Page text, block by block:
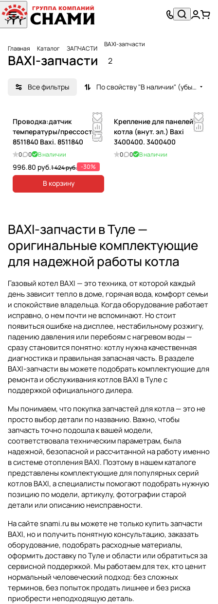
Главная Каталог ЗАПЧАСТИ BAXI-запчасти
BAXI-запчасти 2
Все фильтры По свойству "В наличии" (убывание)
Проводка:датчик
температуры/прессостат
8511840 Baxi. 8511840
0 0 В наличии
996.80 руб.1 424 руб. -30%
В корзину
Крепление для панелей
котла (внут. эл.) Baxi
3400400. 3400400
0 0 В наличии
BAXI-запчасти в Туле —
оригинальные комплектующие
для надежной работы котла
Газовый котел BAXI — это техника, от которой каждый
день зависит тепло в доме, горячая вода, комфорт семьи
и спокойствие владельца. Когда оборудование работает
исправно, о нем почти не вспоминают. Но стоит
появиться ошибке на дисплее, нестабильному розжигу,
падению давления или перебоям с нагревом воды —
сразу становится понятно: котлу нужна качественная
диагностика и правильная запасная часть. В разделе
BAXI-запчасти вы можете подобрать комплектующие для
ремонта и обслуживания котлов BAXI в Туле с
поддержкой официального дилера.
Мы понимаем, что покупка запчастей для котла — это не
просто выбор детали по названию. Важно, чтобы
запчасть точно подошла к вашей модели,
соответствовала техническим параметрам, была
надежной, безопасной и рассчитанной на работу именно
в системе отопления BAXI. Поэтому в нашем каталоге
представлены комплектующие для популярных серий
котлов BAXI, а специалисты помогают подобрать нужную
позицию по модели, артикулу, фотографии старой
детали или описанию неисправности.
На сайтеsnami.ru вы можете не только купить запчасти
BAXI, но и получить понятную консультацию, заказать
оборудование, подобрать расходные материалы,
оформить доставку по Туле и области или обратиться за
сервисной поддержкой. Мы работаем для тех, кто ценит
нормальный человеческий подход: без сложных
терминов, без попыток продать лишнее и без риска
приобрести неподходящую деталь.